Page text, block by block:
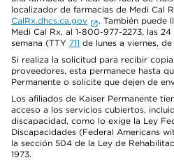
localizador de farmacias de Medi Cal
CalRx.dhcs.ca.gov
. También puede
Medi Cal Rx, al 1-800-977-2273, las
semana (TTY 711 de lunes a viernes,
Si realiza la solicitud para recibir
proveedores, esta permanece hasta
Permanente o solicite que dejen de
Los afiliados de Kaiser Permanente
acceso a los servicios cubiertos,
discapacidad, como lo exige la Ley
Discapacidades (Federal Americans
la sección 504 de la Ley de
1973.